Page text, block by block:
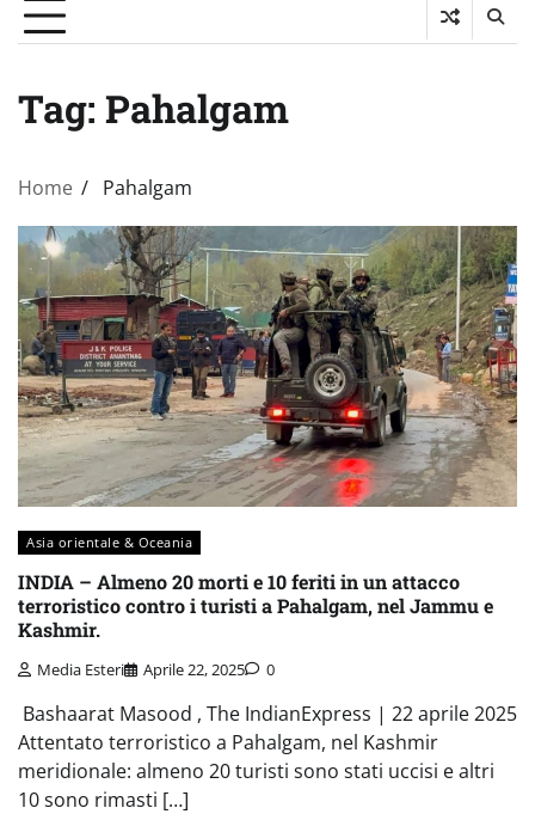
Tag: Pahalgam
Home Pahalgam
Asia orientale & Oceania
INDIA – Almeno 20 morti e 10 feriti in un attacco
terroristico contro i turisti a Pahalgam, nel Jammu e
Kashmir.
Media Esteri Aprile 22, 2025 0
Bashaarat Masood , The IndianExpress | 22 aprile 2025
Attentato terroristico a Pahalgam, nel Kashmir
meridionale: almeno 20 turisti sono stati uccisi e altri
10 sono rimasti […]